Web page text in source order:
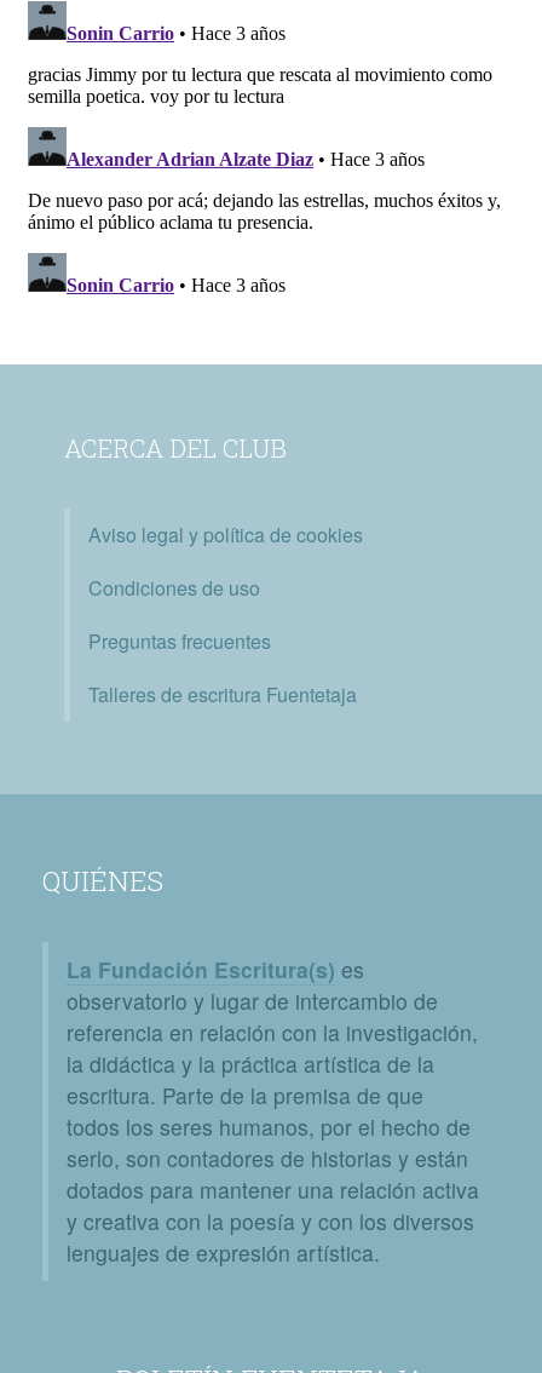
ACERCA DEL CLUB
Aviso legal y política de cookies
Condiciones de uso
Preguntas frecuentes
Talleres de escritura Fuentetaja
QUIÉNES
La Fundación Escritura(s) es
observatorio y lugar de intercambio de
referencia en relación con la investigación,
la didáctica y la práctica artística de la
escritura. Parte de la premisa de que
todos los seres humanos, por el hecho de
serlo, son contadores de historias y están
dotados para mantener una relación activa
y creativa con la poesía y con los diversos
lenguajes de expresión artística.